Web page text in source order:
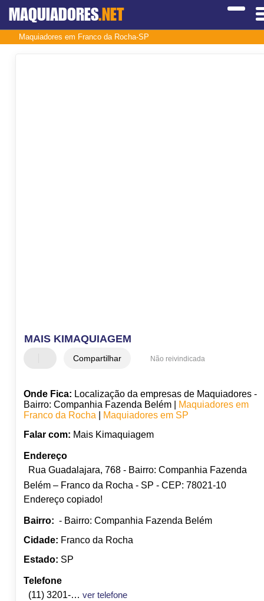
MAQUIADORES.NET
Maquiadores em Franco da Rocha-SP
MAIS KIMAQUIAGEM
Compartilhar Não reivindicada
Onde Fica: Localização da empresas de Maquiadores -
Bairro: Companhia Fazenda Belém |
Maquiadores em
Franco da Rocha|
Maquiadores em SP
Falar com: Mais Kimaquiagem
Endereço
Rua Guadalajara, 768 - Bairro: Companhia Fazenda
Belém – Franco da Rocha - SP - CEP: 78021-10
Endereço copiado!
Bairro: - Bairro: Companhia Fazenda Belém
Cidade: Franco da Rocha
Estado: SP
Telefone
(11) 3201-4055
ver telefone